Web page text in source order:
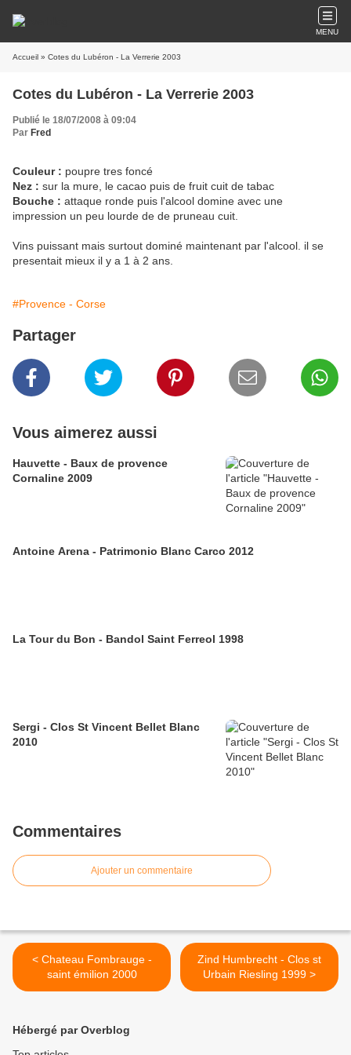
MENU
Accueil » Cotes du Lubéron - La Verrerie 2003
Cotes du Lubéron - La Verrerie 2003
Publié le 18/07/2008 à 09:04
Par Fred
Couleur : poupre tres foncé
Nez : sur la mure, le cacao puis de fruit cuit de tabac
Bouche : attaque ronde puis l'alcool domine avec une
impression un peu lourde de de pruneau cuit.
Vins puissant mais surtout dominé maintenant par l'alcool. il se
presentait mieux il y a 1 à 2 ans.
#Provence - Corse
Partager
Vous aimerez aussi
Hauvette - Baux de provence
Cornaline 2009
Antoine Arena - Patrimonio Blanc Carco 2012
La Tour du Bon - Bandol Saint Ferreol 1998
Sergi - Clos St Vincent Bellet Blanc
2010
Commentaires
Ajouter un commentaire
< Chateau Fombrauge -
saint émilion 2000
Zind Humbrecht - Clos st
Urbain Riesling 1999 >
Hébergé par Overblog